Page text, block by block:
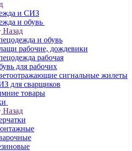
и СИЗ
и обувь
Назад
и обувь
рабочие, дождевики
рабочая
для рабочих
сигнальные жилеты
для сварщиков
товары
Назад